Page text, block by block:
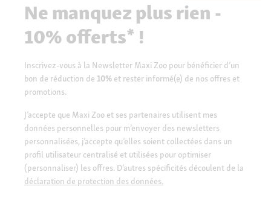
Ne manquez plus rien -
10% offerts* !
Inscrivez-vous à la Newsletter Maxi Zoo pour bénéficier d’un
bon de réduction de 10% et rester informé(e) de nos offres et
promotions.
J’accepte que Maxi Zoo et ses partenaires utilisent mes
données personnelles pour m’envoyer des newsletters
personnalisées, j’accepte qu’elles soient collectées dans un
profil utilisateur centralisé et utilisées pour optimiser
(personnaliser) les offres. D’autres spécificités découlent de la
déclaration de protection des données.